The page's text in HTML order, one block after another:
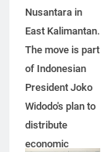
Nusantara in
East Kalimantan.
The move is part
of Indonesian
President Joko
Widodo's plan to
distribute
economic